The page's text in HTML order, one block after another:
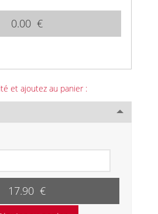
0.00 €
et ajoutez au panier :
17.90 €